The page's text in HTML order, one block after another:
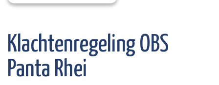
Klachtenregeling OBS
Panta Rhei